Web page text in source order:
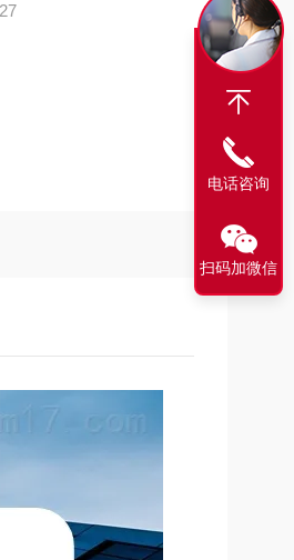
电话咨询
扫码加微信